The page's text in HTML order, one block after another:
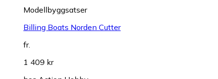
Modellbyggsatser
Billing Boats Norden Cutter
fr.
1 409 kr